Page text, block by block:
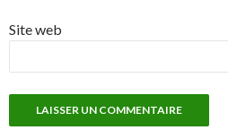
Site web